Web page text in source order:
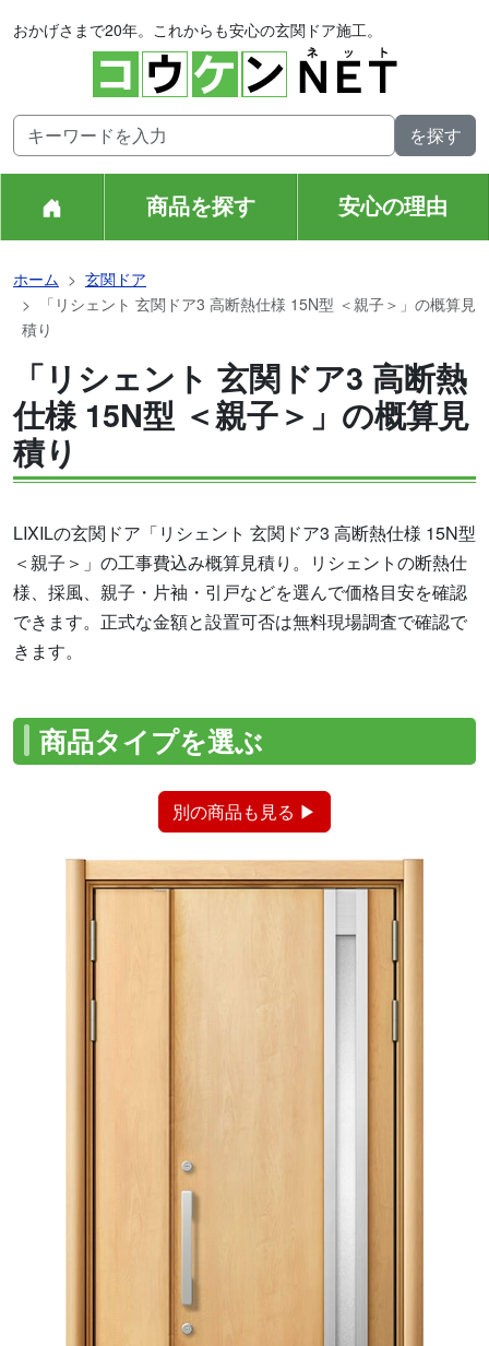
おかげさまで20年。これからも安心の玄関ドア施工。
商品を探す 安心の理由
ホーム
玄関ドア
「リシェント 玄関ドア3 高断熱仕様 15N型 ＜親子＞」の概算見
積り
「リシェント 玄関ドア3 高断熱
仕様 15N型 ＜親子＞」の概算見
積り
LIXILの玄関ドア「リシェント 玄関ドア3 高断熱仕様 15N型
＜親子＞」の工事費込み概算見積り。リシェントの断熱仕
様、採風、親子・片袖・引戸などを選んで価格目安を確認
できます。正式な金額と設置可否は無料現場調査で確認で
きます。
商品タイプを選ぶ
別の商品も見る ▶